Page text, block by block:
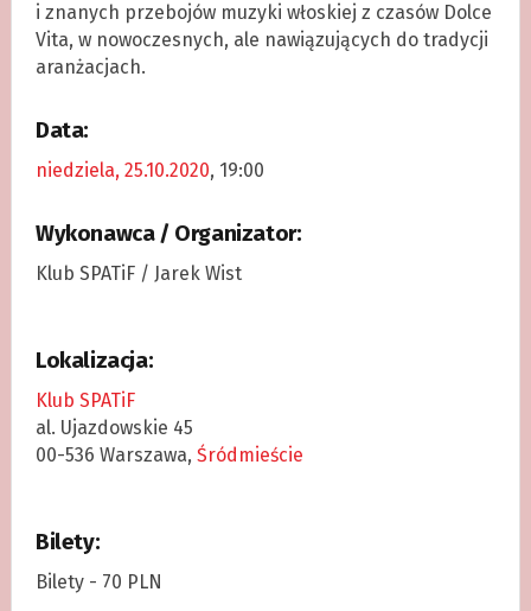
i znanych przebojów muzyki włoskiej z czasów Dolce
Vita, w nowoczesnych, ale nawiązujących do tradycji
aranżacjach.
Data:
niedziela, 25.10.2020, 19:00
Wykonawca / Organizator:
Klub SPATiF / Jarek Wist
Lokalizacja:
Klub SPATiF
al. Ujazdowskie 45
00-536 Warszawa, Śródmieście
Bilety:
Bilety - 70 PLN